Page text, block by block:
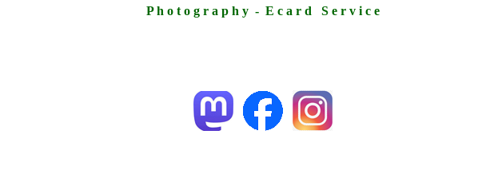
P h o t o g r a p h y - E c a r d S e r v i c e